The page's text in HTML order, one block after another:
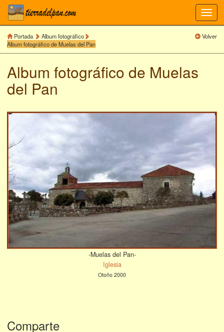
Portada
Album fotográfico
Album fotográfico de Muelas del Pan
Volver
Album fotográfico de Muelas
del Pan
-Muelas del Pan-
Iglesia
Otoño 2000
Comparte